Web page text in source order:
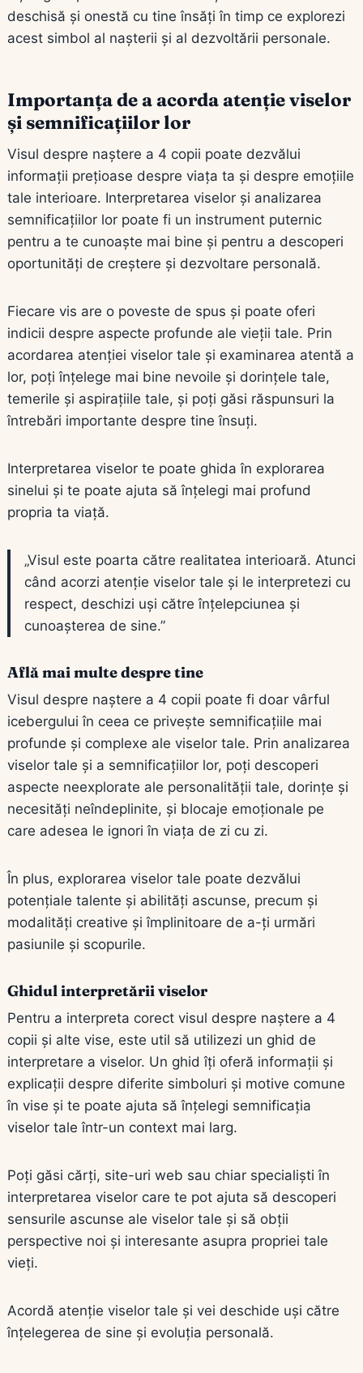
deschisă și onestă cu tine însăți în timp ce explorezi
acest simbol al nașterii și al dezvoltării personale.
Importanța de a acorda atenție viselor
și semnificațiilor lor
Visul despre naștere a 4 copii poate dezvălui
informații prețioase despre viața ta și despre emoțiile
tale interioare. Interpretarea viselor și analizarea
semnificațiilor lor poate fi un instrument puternic
pentru a te cunoaște mai bine și pentru a descoperi
oportunități de creștere și dezvoltare personală.
Fiecare vis are o poveste de spus și poate oferi
indicii despre aspecte profunde ale vieții tale. Prin
acordarea atenției viselor tale și examinarea atentă a
lor, poți înțelege mai bine nevoile și dorințele tale,
temerile și aspirațiile tale, și poți găsi răspunsuri la
întrebări importante despre tine însuți.
Interpretarea viselor te poate ghida în explorarea
sinelui și te poate ajuta să înțelegi mai profund
propria ta viață.
„Visul este poarta către realitatea interioară. Atunci
când acorzi atenție viselor tale și le interpretezi cu
respect, deschizi uși către înțelepciunea și
cunoașterea de sine.”
Află mai multe despre tine
Visul despre naștere a 4 copii poate fi doar vârful
icebergului în ceea ce privește semnificațiile mai
profunde și complexe ale viselor tale. Prin analizarea
viselor tale și a semnificațiilor lor, poți descoperi
aspecte neexplorate ale personalității tale, dorințe și
necesități neîndeplinite, și blocaje emoționale pe
care adesea le ignori în viața de zi cu zi.
În plus, explorarea viselor tale poate dezvălui
potențiale talente și abilități ascunse, precum și
modalități creative și împlinitoare de a-ți urmări
pasiunile și scopurile.
Ghidul interpretării viselor
Pentru a interpreta corect visul despre naștere a 4
copii și alte vise, este util să utilizezi un ghid de
interpretare a viselor. Un ghid îți oferă informații și
explicații despre diferite simboluri și motive comune
în vise și te poate ajuta să înțelegi semnificația
viselor tale într-un context mai larg.
Poți găsi cărți, site-uri web sau chiar specialiști în
interpretarea viselor care te pot ajuta să descoperi
sensurile ascunse ale viselor tale și să obții
perspective noi și interesante asupra propriei tale
vieți.
Acordă atenție viselor tale și vei deschide uși către
înțelegerea de sine și evoluția personală.